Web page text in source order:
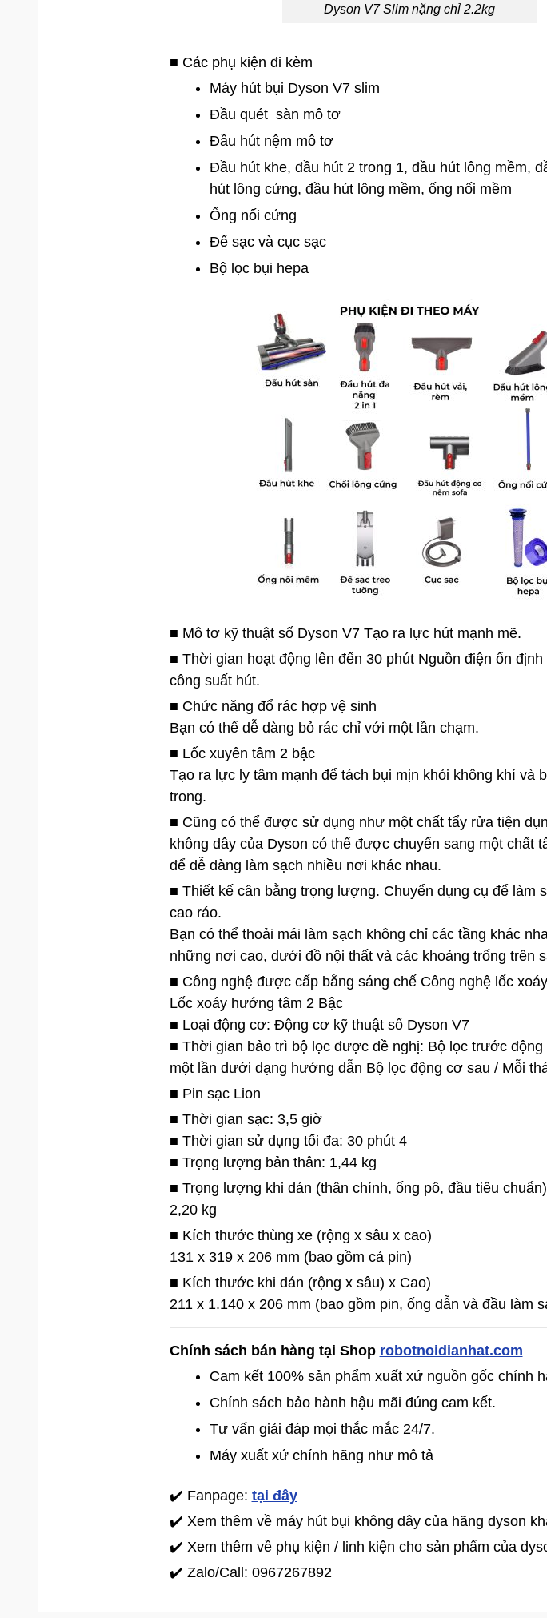
Dyson V7 Slim nặng chỉ 2.2kg
■ Các phụ kiện đi kèm
Máy hút bụi Dyson V7 slim
Đầu quét sàn mô tơ
Đầu hút nệm mô tơ
Đầu hút khe, đầu hút 2 trong 1, đầu hút lông mềm,
hút lông cứng, đầu hút lông mềm, ống nối mềm
Ống nối cứng
Đế sạc và cục sạc
Bộ lọc bụi hepa
■ Mô tơ kỹ thuật số Dyson V7 Tạo ra lực hút mạnh mẽ.
■ Thời gian hoạt động lên đến 30 phút Nguồn điện ổn
công suất hút.
■ Chức năng đổ rác hợp vệ sinh
Bạn có thể dễ dàng bỏ rác chỉ với một lần chạm.
■ Lốc xuyên tâm 2 bậc
Tạo ra lực ly tâm mạnh để tách bụi mịn khỏi không khí và
trong.
■ Cũng có thể được sử dụng như một chất tẩy rửa tiện
không dây của Dyson có thể được chuyển sang một chất
để dễ dàng làm sạch nhiều nơi khác nhau.
■ Thiết kế cân bằng trọng lượng. Chuyển dụng cụ để làm
cao ráo.
Bạn có thể thoải mái làm sạch không chỉ các tầng khác
những nơi cao, dưới đồ nội thất và các khoảng trống trên
■ Công nghệ được cấp bằng sáng chế Công nghệ lốc
Lốc xoáy hướng tâm 2 Bậc
■ Loại động cơ: Động cơ kỹ thuật số Dyson V7
■ Thời gian bảo trì bộ lọc được đề nghị: Bộ lọc trước động
một lần dưới dạng hướng dẫn Bộ lọc động cơ sau / Mỗi
■ Pin sạc Lion
■ Thời gian sạc: 3,5 giờ
■ Thời gian sử dụng tối đa: 30 phút 4
■ Trọng lượng bản thân: 1,44 kg
■ Trọng lượng khi dán (thân chính, ống pô, đầu tiêu chuẩn)
2,20 kg
■ Kích thước thùng xe (rộng x sâu x cao)
131 x 319 x 206 mm (bao gồm cả pin)
■ Kích thước khi dán (rộng x sâu) x Cao)
211 x 1.140 x 206 mm (bao gồm pin, ống dẫn và đầu làm
Chính sách bán hàng tại Shop robotnoidianhat.com
Cam kết 100% sản phẩm xuất xứ nguồn gốc chính
Chính sách bảo hành hậu mãi đúng cam kết.
Tư vấn giải đáp mọi thắc mắc 24/7.
Máy xuất xứ chính hãng như mô tả
✔️ Fanpage: tại đây
✔️ Xem thêm về máy hút bụi không dây của hãng dyson
✔️ Xem thêm về phụ kiện / linh kiện cho sản phẩm của
✔️ Zalo/Call: 0967267892